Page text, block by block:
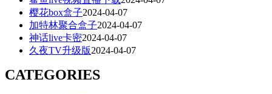
樱花box盒子2024-04-07
加特林聚合盒子2024-04-07
神话live卡密2024-04-07
久夜TV升级版2024-04-07
CATEGORIES